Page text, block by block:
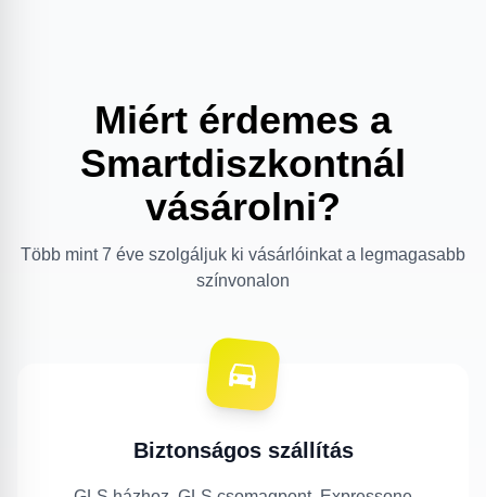
Miért érdemes a
Smartdiszkontnál
vásárolni?
Több mint 7 éve szolgáljuk ki vásárlóinkat a legmagasabb
színvonalon
Biztonságos szállítás